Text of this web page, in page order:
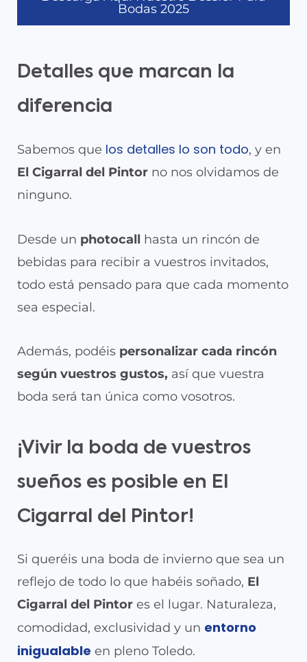
Bodas 2025
Detalles que marcan la
diferencia
Sabemos que los detalles lo son todo, y en
El Cigarral del Pintor no nos olvidamos de
ninguno.
Desde un photocall hasta un rincón de
bebidas para recibir a vuestros invitados,
todo está pensado para que cada momento
sea especial.
Además, podéis personalizar cada rincón
según vuestros gustos, así que vuestra
boda será tan única como vosotros.
¡Vivir la boda de vuestros
sueños es posible en El
Cigarral del Pintor!
Si queréis una boda de invierno que sea un
reflejo de todo lo que habéis soñado, El
Cigarral del Pintor es el lugar. Naturaleza,
comodidad, exclusividad y un entorno
inigualable en pleno Toledo.